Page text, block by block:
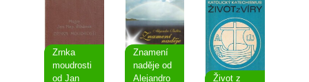
Zrnka
moudrosti
od Jan
Znamení
naděje od
Alejandro
Život z